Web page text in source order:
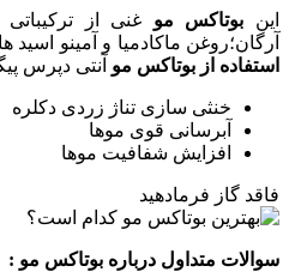
این بوتاکس مو غنی از ترکیباتی
آرگان؛روغن ماکادمیا و آمینو اسید
استفاده از بوتاکس مو آنتی دپرس
خنثی سازی تناژ زردی دکلره
آبرسانی قوی موها
افزایش شفافیت موها
فاقد گاز فرمادهید
سوالات متداول درباره بوتاکس مو :